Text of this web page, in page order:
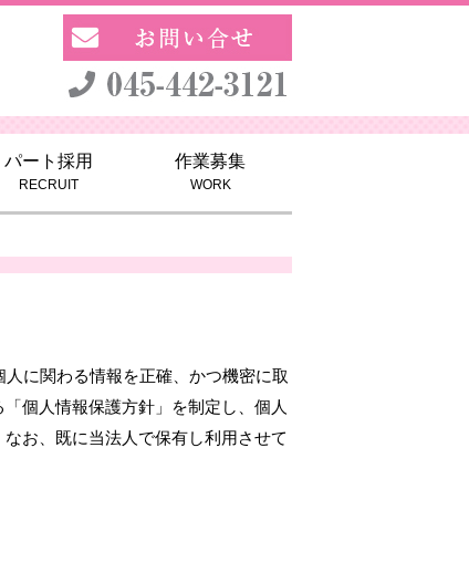
パート採用
RECRUIT
作業募集
WORK
に関わる情報を正確、かつ機密に取
個人情報保護方針」を制定し、個人
お、既に当法人で保有し利用させて